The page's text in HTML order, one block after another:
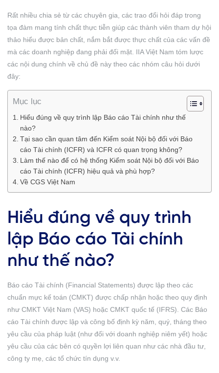
Rất nhiều chia sẻ từ các chuyên gia, các trao đổi hỏi đáp trong
tọa đàm mang tính chất thực tiễn giúp các thành viên tham dự hội
thảo hiểu được bản chất, nắm bắt được thực chất của các vấn đề
mà các doanh nghiệp đang phải đối mặt. IIA Việt Nam tóm lược
các nội dung chính về chủ đề này theo các nhóm câu hỏi dưới
đây:
Mục lục
Hiểu đúng về quy trình lập Báo cáo Tài chính như thế
nào?
Tại sao cần quan tâm đến Kiểm soát Nội bộ đối với Báo
cáo Tài chính (ICFR) và ICFR có quan trọng không?
Làm thế nào để có hệ thống Kiểm soát Nội bộ đối với Báo
cáo Tài chính (ICFR) hiệu quả và phù hợp?
Về CGS Việt Nam
Hiểu đúng về quy trình
lập Báo cáo Tài chính
như thế nào?
Báo cáo Tài chính (Financial Statements) được lập theo các
chuẩn mực kế toán (CMKT) được chấp nhận hoặc theo quy định
như CMKT Việt Nam (VAS) hoặc CMKT quốc tế (IFRS). Các Báo
cáo Tài chính được lập và công bố định kỳ năm, quý, tháng theo
yêu cầu của pháp luật (như đối với doanh nghiệp niêm yết) hoặc
yêu cầu của các bên có quyền lợi liên quan như các nhà đầu tư,
công ty mẹ, các tổ chức tín dụng v.v.